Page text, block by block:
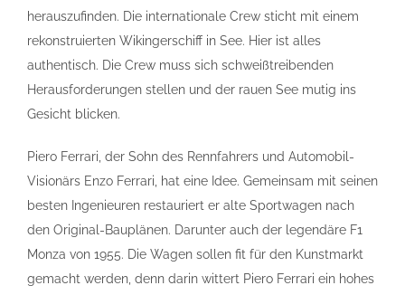
herauszufinden. Die internationale Crew sticht mit einem
rekonstruierten Wikingerschiff in See. Hier ist alles
authentisch. Die Crew muss sich schweißtreibenden
Herausforderungen stellen und der rauen See mutig ins
Gesicht blicken.
Piero Ferrari, der Sohn des Rennfahrers und Automobil-
Visionärs Enzo Ferrari, hat eine Idee. Gemeinsam mit seinen
besten Ingenieuren restauriert er alte Sportwagen nach
den Original-Bauplänen. Darunter auch der legendäre F1
Monza von 1955. Die Wagen sollen fit für den Kunstmarkt
gemacht werden, denn darin wittert Piero Ferrari ein hohes